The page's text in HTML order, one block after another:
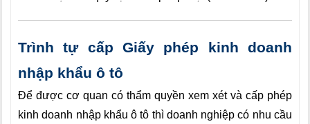
Trình tự cấp Giấy phép kinh doanh
nhập khẩu ô tô
Để được cơ quan có thẩm quyền xem xét và cấp phép
kinh doanh nhập khẩu ô tô thì doanh nghiệp có nhu cầu